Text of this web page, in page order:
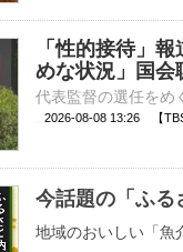
「性的接待」
めな状況」国会
2026-08-08 13:26 【
今話題の「ふる
地域のおいしい「魚